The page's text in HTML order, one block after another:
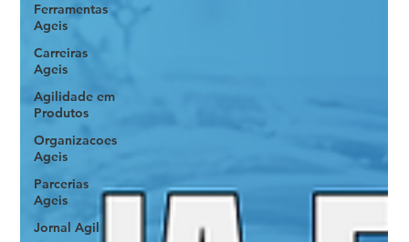
Ferramentas
Ageis
Carreiras
Ageis
Agilidade em
Produtos
Organizacoes
Ageis
Parcerias
Ageis
Jornal Agil